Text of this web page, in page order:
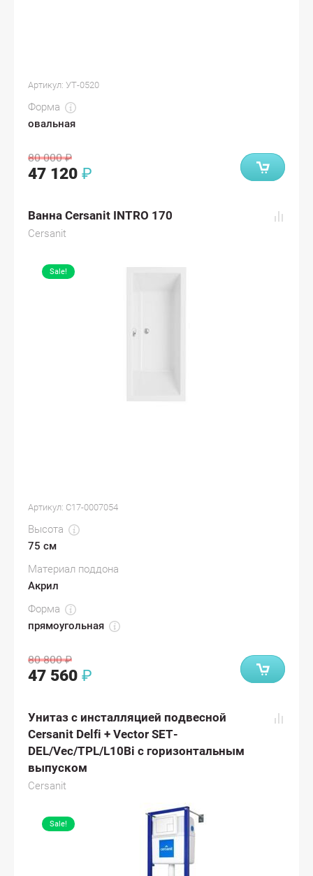
Артикул: УТ-0520
Форма
овальная
80 000 ₽
47 120 ₽
Ванна Cersanit INTRO 170
Cersanit
Sale!
Артикул: С17-0007054
Высота
75 см
Материал поддона
Акрил
Форма
прямоугольная
80 800 ₽
47 560 ₽
Унитаз с инсталляцией подвесной
Cersanit Delfi + Vector SET-
DEL/Vec/TPL/L10Bi с горизонтальным
выпуском
Cersanit
Sale!